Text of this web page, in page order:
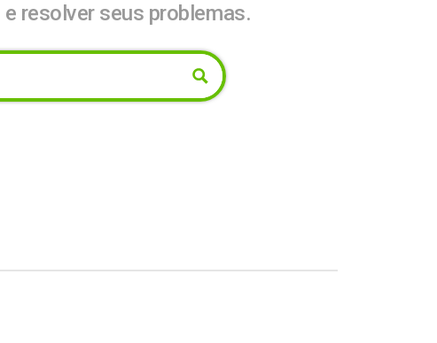
resolver seus problemas.